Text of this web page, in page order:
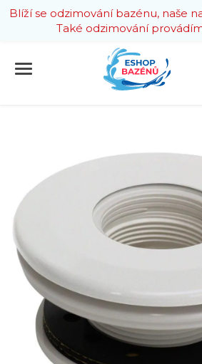
Blíží se odzimování bazénu, naše
Také odzimování